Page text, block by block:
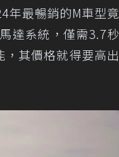
年最暢銷的M車型竟
達系統，僅需3.7秒
其價格就得要高出